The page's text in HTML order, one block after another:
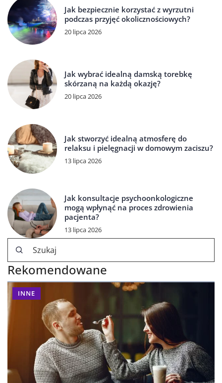
Jak bezpiecznie korzystać z wyrzutni
podczas przyjęć okolicznościowych?
20 lipca 2026
Jak wybrać idealną damską torebkę
skórzaną na każdą okazję?
20 lipca 2026
Jak stworzyć idealną atmosferę do
relaksu i pielęgnacji w domowym zaciszu?
13 lipca 2026
Jak konsultacje psychoonkologiczne
mogą wpłynąć na proces zdrowienia
pacjenta?
13 lipca 2026
Rekomendowane
INNE